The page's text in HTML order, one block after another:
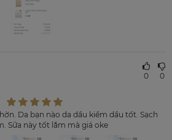
Da bạn nào da dầu kiềm dầu tốt. Sạch
Sữa này tốt lắm mà giá oke
0 0